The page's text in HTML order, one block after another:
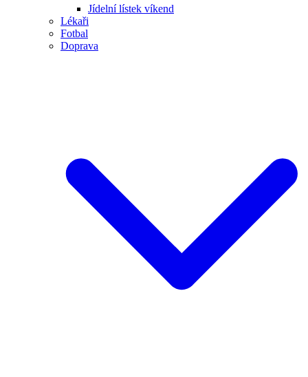
Jídelní lístek víkend
Lékaři
Fotbal
Doprava